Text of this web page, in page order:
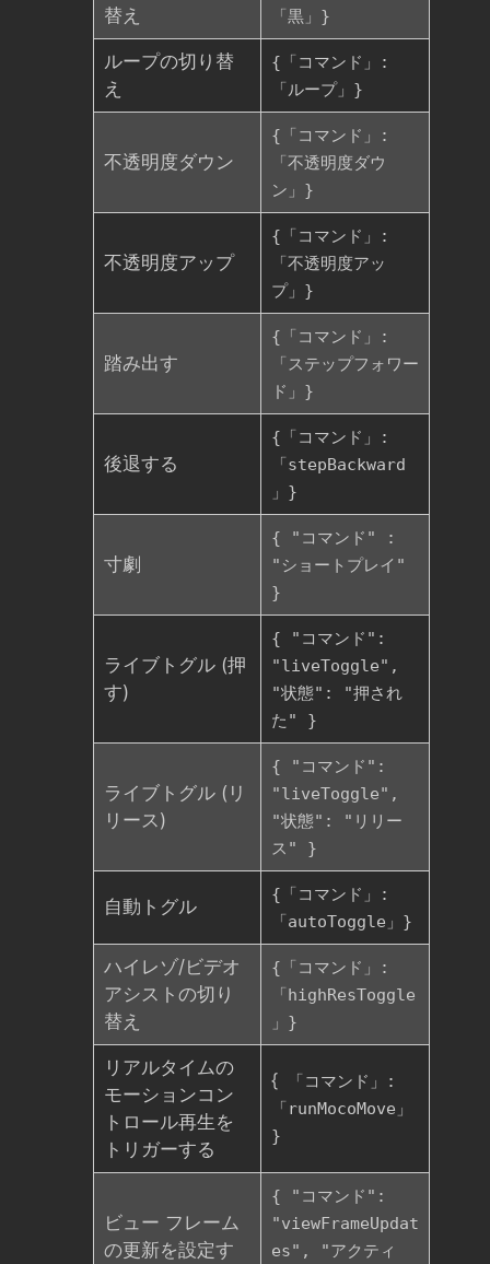
替え
「黒」}
ループの切り替
え
{「コマンド」:
「ループ」}
不透明度ダウン
{「コマンド」:
「不透明度ダウ
ン」}
不透明度アップ
{「コマンド」:
「不透明度アッ
プ」}
踏み出す
{「コマンド」:
「ステップフォワー
ド」}
後退する
{「コマンド」:
「stepBackward
」}
寸劇
{ "コマンド" :
"ショートプレイ"
}
ライブトグル (押
す)
{ "コマンド":
"liveToggle",
"状態": "押され
た" }
ライブトグル (リ
リース)
{ "コマンド":
"liveToggle",
"状態": "リリー
ス" }
自動トグル
{「コマンド」:
「autoToggle」}
ハイレゾ/ビデオ
アシストの切り
替え
{「コマンド」:
「highResToggle
」}
リアルタイムの
モーションコン
トロール再生を
トリガーする
{「コマンド」:
「runMocoMove」
}
ビュー フレーム
の更新を設定す
{ "コマンド":
"viewFrameUpdat
es", "アクティ